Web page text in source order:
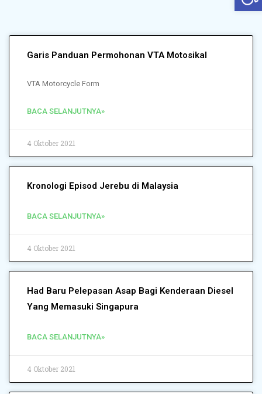
Garis Panduan Permohonan VTA Motosikal
VTA Motorcycle Form
BACA SELANJUTNYA»
4 Oktober 2021
Kronologi Episod Jerebu di Malaysia
BACA SELANJUTNYA»
4 Oktober 2021
Had Baru Pelepasan Asap Bagi Kenderaan Diesel
Yang Memasuki Singapura
BACA SELANJUTNYA»
4 Oktober 2021